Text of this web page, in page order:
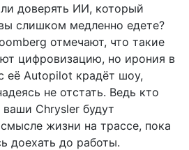
доверять ИИ, который
слишком медленно едете?
отмечают, что такие
цифровизацию, но ирония в
её Autopilot крадёт шоу,
не отстать. Ведь кто
Chrysler будут
жизни на трассе, пока
доехать до работы.